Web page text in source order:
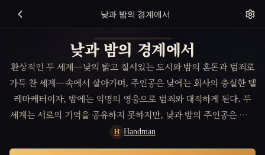
낮과 밤의 경계에서
낮과 밤의 경계에서
환상적인 두 세계—낮의 밝고 질서있는 도시와 밤의 혼돈과 범죄로
가득 찬 세계—속에서 살아가며, 주인공은 낮에는 회사의 충실한 텔
레마케터이자, 밤에는 익명의 영웅으로 범죄와 대적하게 된다. 두
세계는 서로의 기억을 공유하지 못하지만, 낮과 밤의 주인공은 서로
의 존재를 암시하는 흔적들을 마주하며 자신이 누구인지에 대한 실
마리를 푼다.
H Handman